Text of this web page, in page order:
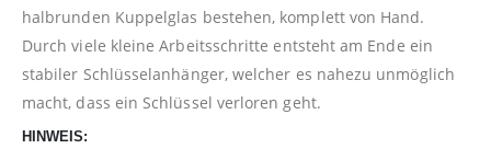
halbrunden Kuppelglas bestehen, komplett von Hand.
Durch viele kleine Arbeitsschritte entsteht am Ende ein
stabiler Schlüsselanhänger, welcher es nahezu unmöglich
macht, dass ein Schlüssel verloren geht.
HINWEIS: